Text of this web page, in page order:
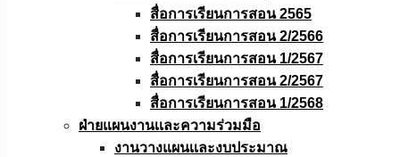
สื่อการเรียนการสอน 2565
สื่อการเรียนการสอน 2/2566
สื่อการเรียนการสอน 1/2567
สื่อการเรียนการสอน 2/2567
สื่อการเรียนการสอน 1/2568
ฝ่ายแผนงานเเละความร่วมมือ
งานวางแผนเเละงบประมาณ